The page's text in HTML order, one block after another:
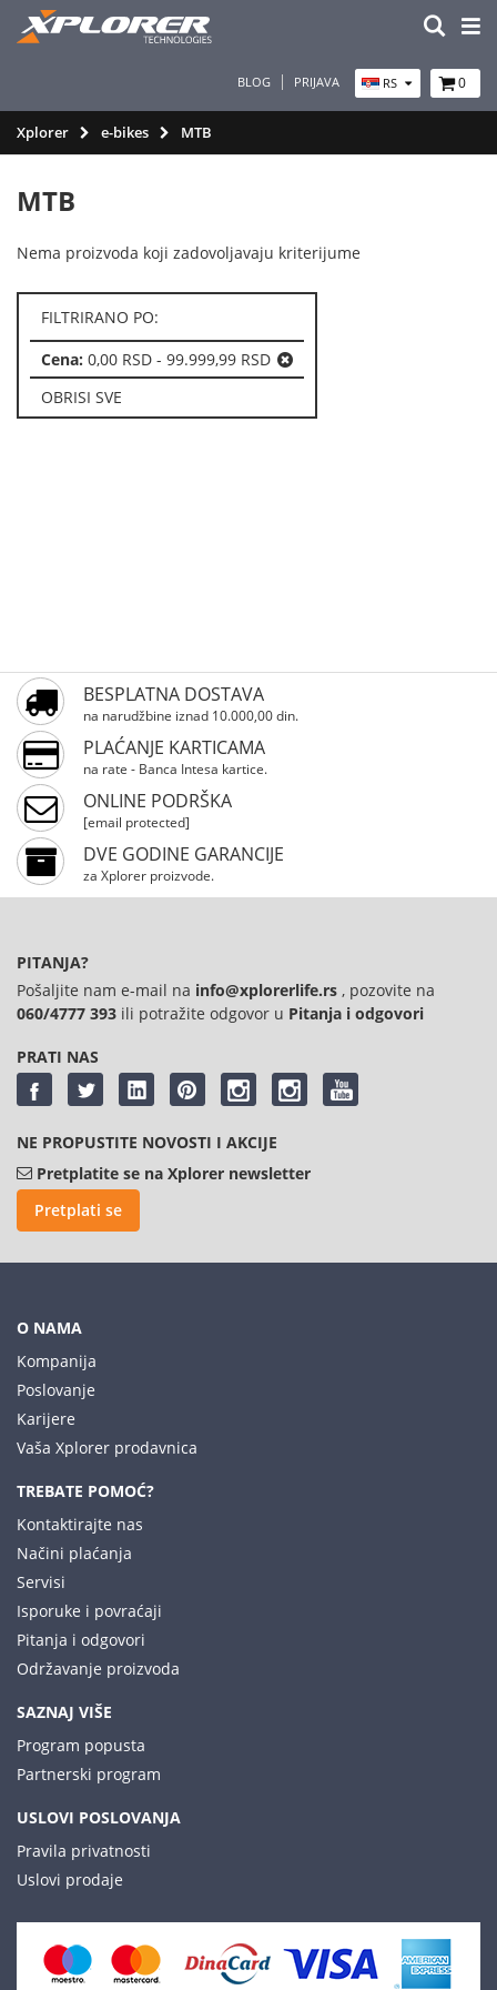
BLOG PRIJAVA RS 0
Xplorer e-bikes MTB
FILTRIRANO PO:
Cena: 0,00 RSD - 99.999,99 RSD
OBRISI SVE
MTB
Nema proizvoda koji zadovoljavaju kriterijume
BESPLATNA DOSTAVA
na narudžbine iznad 10.000,00 din.
PLAĆANJE KARTICAMA
na rate - Banca Intesa kartice.
ONLINE PODRŠKA
[email protected]
DVE GODINE GARANCIJE
za Xplorer proizvode.
PITANJA?
Pošaljite nam e-mail na info@xplorerlife.rs , pozovite na
060/4777 393 ili potražite odgovor u Pitanja i odgovori
PRATI NAS
NE PROPUSTITE NOVOSTI I AKCIJE
Pretplatite se na Xplorer newsletter
Pretplati se
O NAMA
Kompanija
Poslovanje
Karijere
Vaša Xplorer prodavnica
TREBATE POMOĆ?
Kontaktirajte nas
Načini plaćanja
Servisi
Isporuke i povraćaji
Pitanja i odgovori
Održavanje proizvoda
SAZNAJ VIŠE
Program popusta
Partnerski program
USLOVI POSLOVANJA
Pravila privatnosti
Uslovi prodaje